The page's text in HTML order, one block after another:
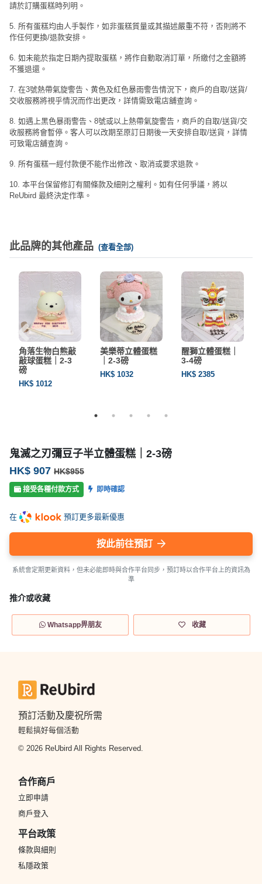
請於訂購蛋糕時列明。
5. 所有蛋糕均由人手製作，如非蛋糕質量或其描述嚴重不符，否則將不
作任何更換/退款安排。
6. 如未能於指定日期內提取蛋糕，將作自動取消訂單，所繳付之金額將
不獲退還。
7. 在3號熱帶氣旋警告、黄色及紅色暴雨警告情況下，商戶的自取/送貨/
交收服務將視乎情況而作出更改，詳情需致電店舖查詢。
8. 如遇上黑色暴雨警告、8號或以上熱帶氣旋警告，商戶的自取/送貨/交
收服務將會暫停。客人可以改期至原訂日期後一天安排自取/送貨，詳情
可致電店舖查詢。
9. 所有蛋糕一經付款便不能作出修改、取消或要求退款。
10. 本平台保留修訂有關條款及細則之權利。如有任何爭議，將以
ReUbird 最終決定作準。
此品牌的其他產品 (查看全部)
角落生物白熊敲
敲球蛋糕｜2-3
磅
HK$ 1012
美樂蒂立體蛋糕
｜2-3磅
HK$ 1032
醒獅立體蛋糕｜
3-4磅
HK$ 2385
鬼滅之刃彌豆子半立體蛋糕｜2-3磅
HK$ 907 HK$955
接受各種付款方式 即時確認
在 預訂更多最新優惠
按此前往預訂
系統會定期更新資料，但未必能即時與合作平台同步，預訂時以合作平台上的資訊為
準
推介或收藏
Whatsapp畀朋友 收藏
預訂活動及慶祝所需
輕鬆搞好每個活動
© 2026 ReUbird All Rights Reserved.
合作商戶
立即申請
商戶登入
平台政策
條款與細則
私隱政策